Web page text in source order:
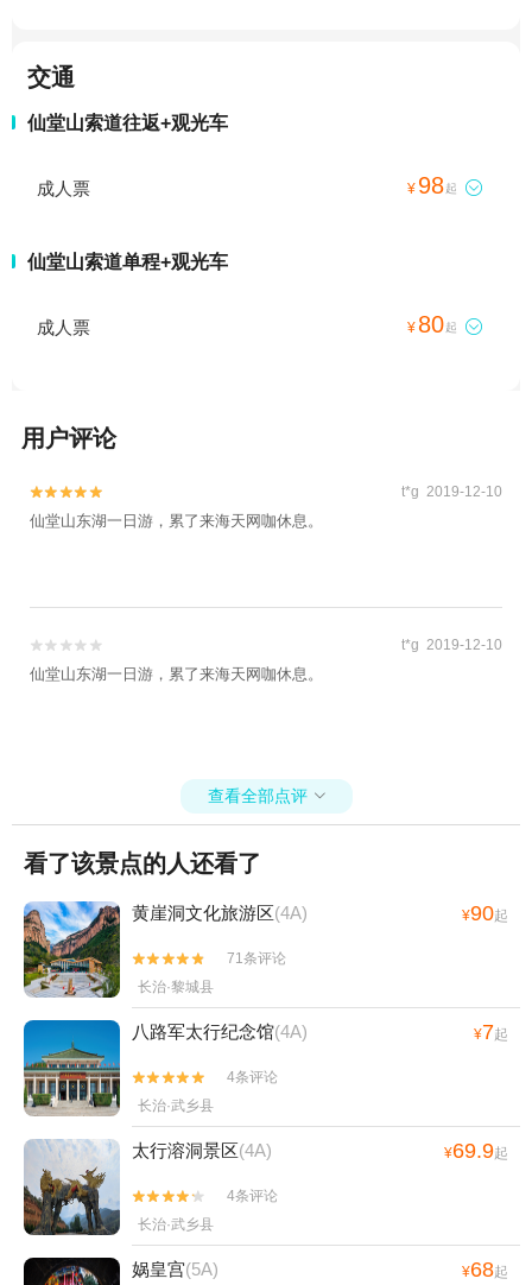
交通
仙堂山索道往返+观光车
成人票 ¥ 98起 
仙堂山索道单程+观光车
成人票 ¥ 80起 
用户评论

 t*g 2019-12-10
仙堂山东湖一日游，累了来海天网咖休息。

 t*g 2019-12-10
仙堂山东湖一日游，累了来海天网咖休息。
查看全部点评 
看了该景点的人还看了
黄崖洞文化旅游区(4A) ¥90起


71条评论
长治·黎城县
八路军太行纪念馆(4A) ¥7起


4条评论
长治·武乡县
太行溶洞景区(4A) ¥69.9起


4条评论
长治·武乡县
娲皇宫(5A) ¥68起